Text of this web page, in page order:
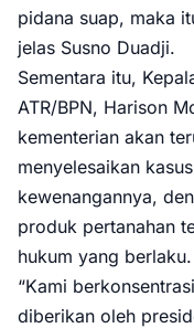
pidana suap, maka
jelas Susno Duadji.
Sementara itu,
ATR/BPN, Harison
kementerian akan
menyelesaikan
kewenangannya,
produk pertanahan
hukum yang berlaku.
“Kami
diberikan oleh